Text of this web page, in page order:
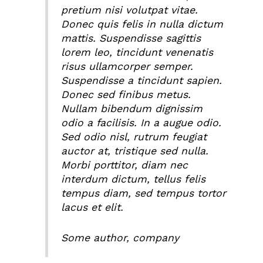
pretium nisi volutpat vitae.
Donec quis felis in nulla dictum
mattis. Suspendisse sagittis
lorem leo, tincidunt venenatis
risus ullamcorper semper.
Suspendisse a tincidunt sapien.
Donec sed finibus metus.
Nullam bibendum dignissim
odio a facilisis. In a augue odio.
Sed odio nisl, rutrum feugiat
auctor at, tristique sed nulla.
Morbi porttitor, diam nec
interdum dictum, tellus felis
tempus diam, sed tempus tortor
lacus et elit.
Some author, company